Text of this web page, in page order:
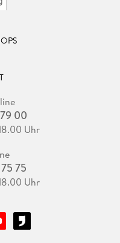
00
Uhr
75
Uhr